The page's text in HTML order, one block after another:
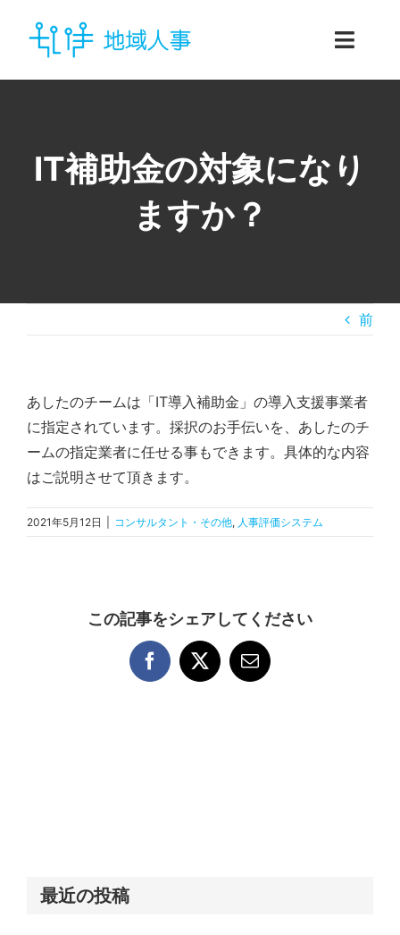
content
企業向けサービス
個人向けサービス
お問い合わせ
IT補助金の対象になり
ますか？
前
あしたのチームは「IT導入補助金」の導入支援事業者
に指定されています。採択のお手伝いを、あしたのチ
ームの指定業者に任せる事もできます。具体的な内容
はご説明させて頂きます。
2021年5月12日 コンサルタント・その他, 人事評価システム
この記事をシェアしてください
Facebook
X
電
子
最近の投稿